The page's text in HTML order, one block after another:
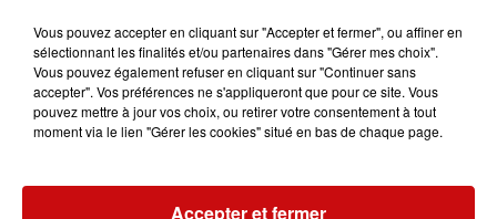
Mulhouse : un homme condamné à
trois mois de prison avec sursis...
Vous pouvez accepter en cliquant sur "Accepter et fermer", ou affiner en
sélectionnant les finalités et/ou partenaires dans "Gérer mes choix".
Vous pouvez également refuser en cliquant sur "Continuer sans
accepter". Vos préférences ne s'appliqueront que pour ce site. Vous
pouvez mettre à jour vos choix, ou retirer votre consentement à tout
moment via le lien "Gérer les cookies" situé en bas de chaque page.
Accepter et fermer